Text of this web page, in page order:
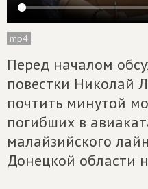
mp4
Перед началом
повестки Николай
почтить минутой
погибших в
малайзийского
Донецкой области